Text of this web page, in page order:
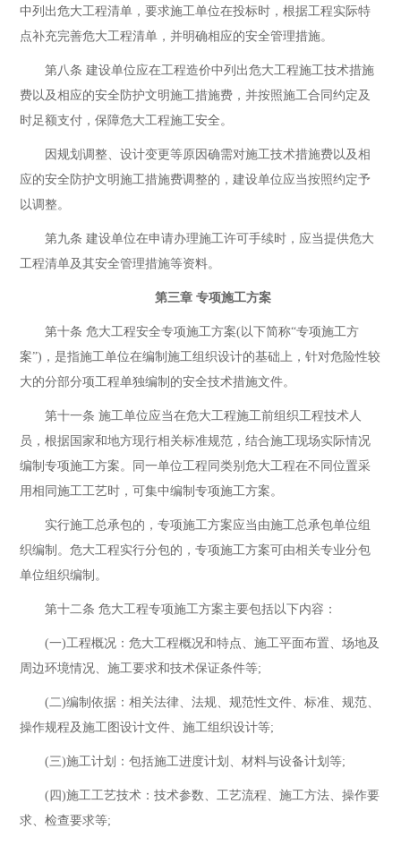
中列出危大工程清单，要求施工单位在投标时，根据工程实际特
点补充完善危大工程清单，并明确相应的安全管理措施。
第八条 建设单位应在工程造价中列出危大工程施工技术措施
费以及相应的安全防护文明施工措施费，并按照施工合同约定及
时足额支付，保障危大工程施工安全。
因规划调整、设计变更等原因确需对施工技术措施费以及相
应的安全防护文明施工措施费调整的，建设单位应当按照约定予
以调整。
第九条 建设单位在申请办理施工许可手续时，应当提供危大
工程清单及其安全管理措施等资料。
第三章 专项施工方案
第十条 危大工程安全专项施工方案(以下简称“专项施工方
案”)，是指施工单位在编制施工组织设计的基础上，针对危险性较
大的分部分项工程单独编制的安全技术措施文件。
第十一条 施工单位应当在危大工程施工前组织工程技术人
员，根据国家和地方现行相关标准规范，结合施工现场实际情况
编制专项施工方案。同一单位工程同类别危大工程在不同位置采
用相同施工工艺时，可集中编制专项施工方案。
实行施工总承包的，专项施工方案应当由施工总承包单位组
织编制。危大工程实行分包的，专项施工方案可由相关专业分包
单位组织编制。
第十二条 危大工程专项施工方案主要包括以下内容：
(一)工程概况：危大工程概况和特点、施工平面布置、场地及
周边环境情况、施工要求和技术保证条件等;
(二)编制依据：相关法律、法规、规范性文件、标准、规范、
操作规程及施工图设计文件、施工组织设计等;
(三)施工计划：包括施工进度计划、材料与设备计划等;
(四)施工工艺技术：技术参数、工艺流程、施工方法、操作要
求、检查要求等;